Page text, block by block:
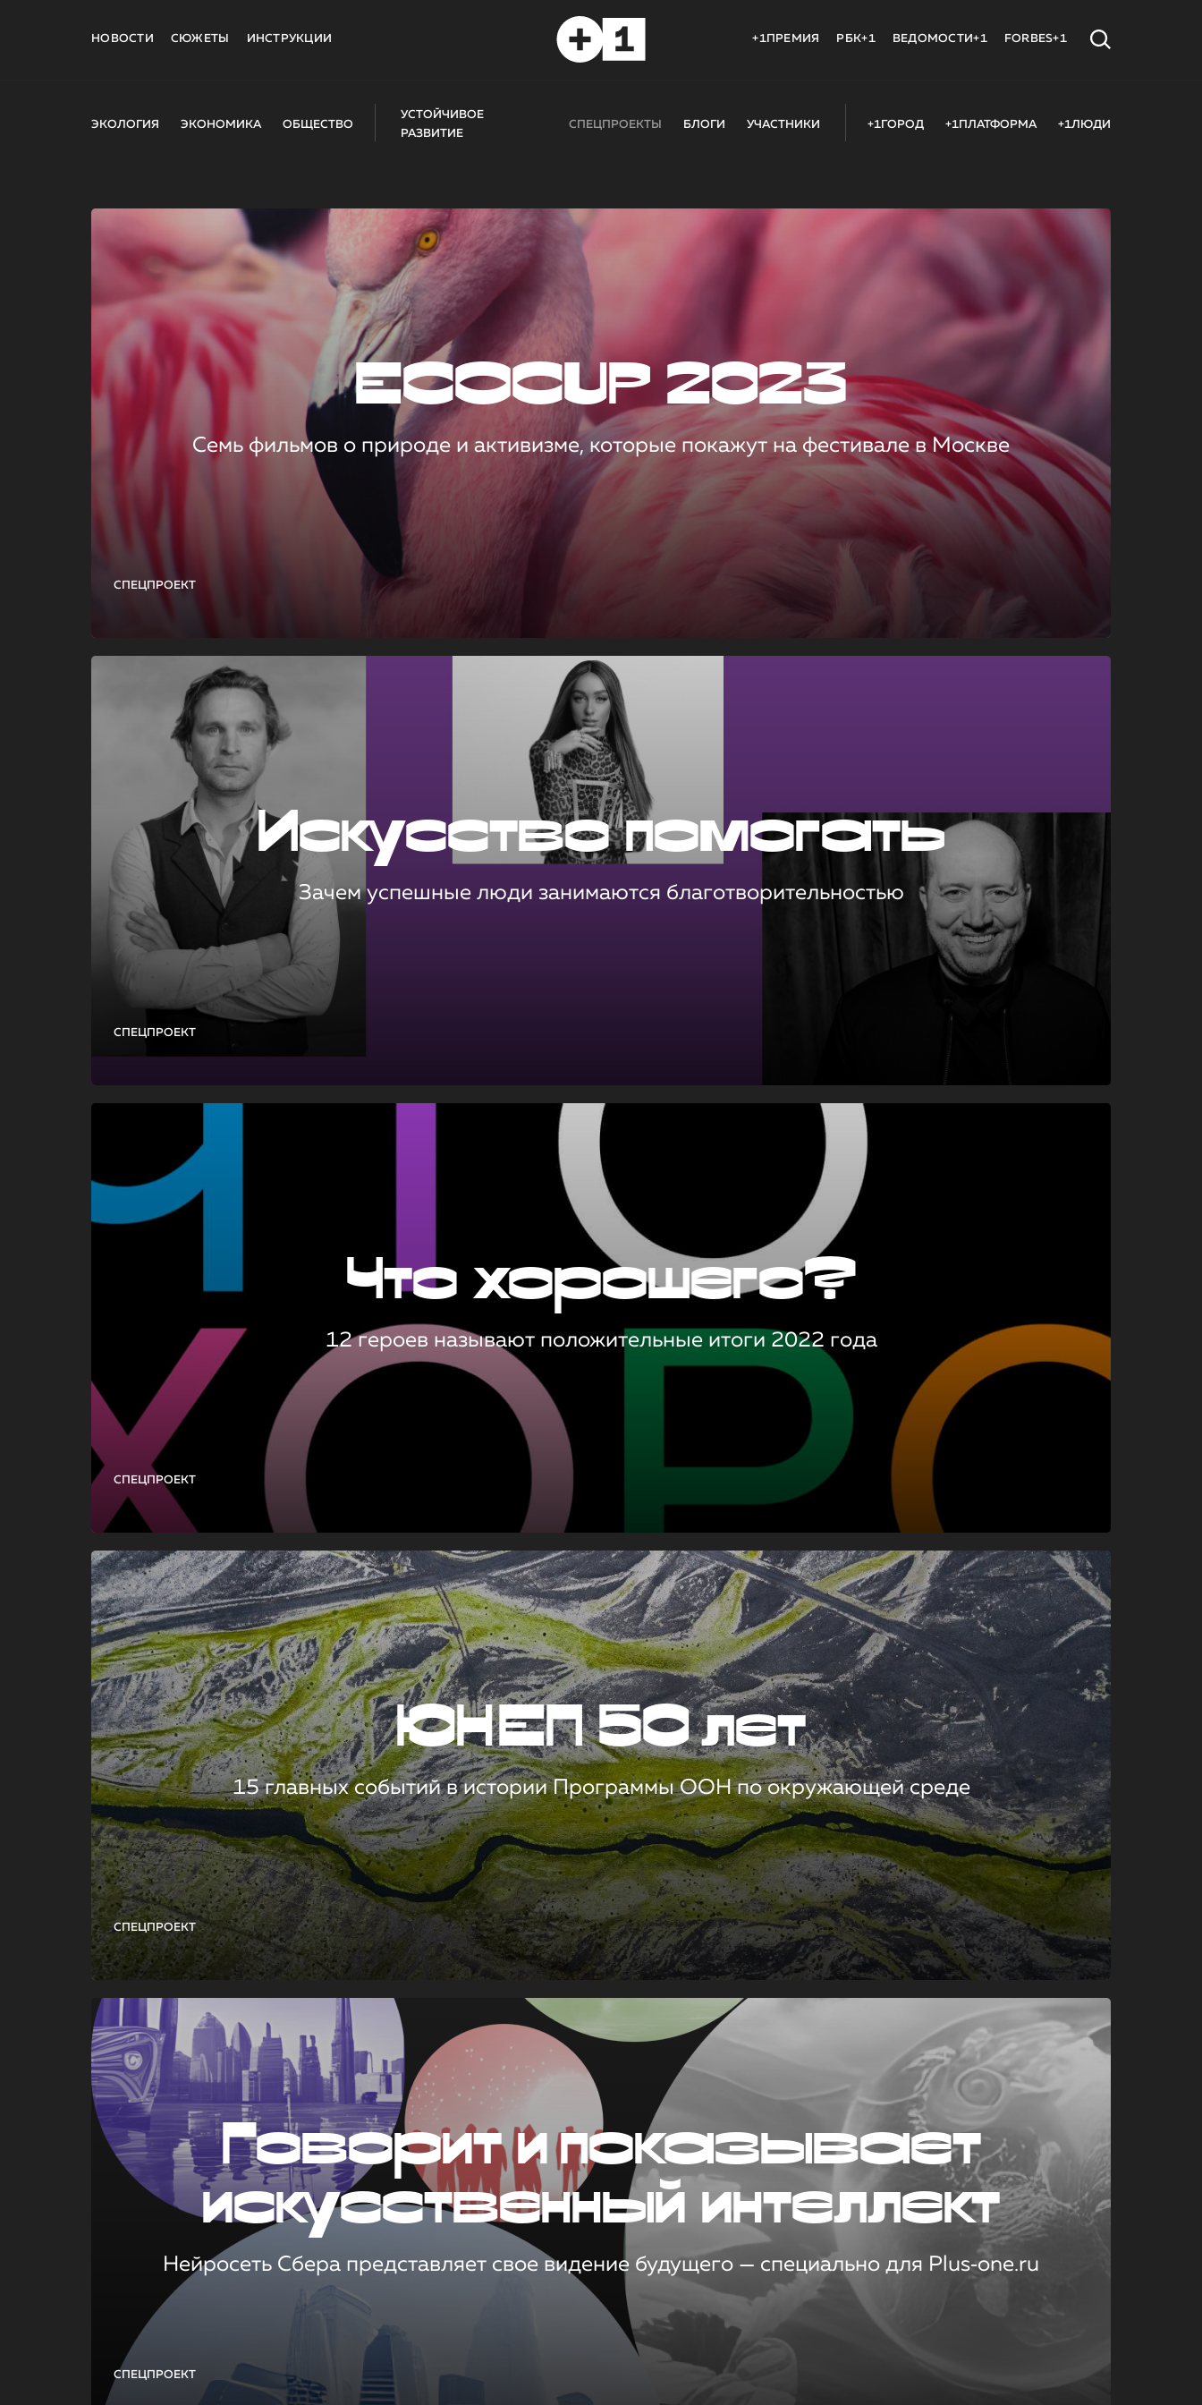
НОВОСТИ СЮЖЕТЫ ИНСТРУКЦИИ +1ПРЕМИЯ РБК+1 ВЕДОМОСТИ+1 FORBES+1
ЭКОЛОГИЯ ЭКОНОМИКА ОБЩЕСТВО
УСТОЙЧИВОЕ
РАЗВИТИЕ
СПЕЦПРОЕКТЫ БЛОГИ УЧАСТНИКИ +1ГОРОД +1ПЛАТФОРМА +1ЛЮДИ
СПЕЦПРОЕКТ
ECOCUP 2023
Семь фильмов о природе и активизме, которые покажут на фестивале в Москве
СПЕЦПРОЕКТ
Искусство помогать
Зачем успешные люди занимаются благотворительностью
СПЕЦПРОЕКТ
Что хорошего?
12 героев называют положительные итоги 2022 года
СПЕЦПРОЕКТ
ЮНЕП 50 лет
15 главных событий в истории Программы ООН по окружающей среде
СПЕЦПРОЕКТ
Говорит и показывает
искусственный интеллект
Нейросеть Сбера представляет свое видение будущего — специально для Plus‑one.ru